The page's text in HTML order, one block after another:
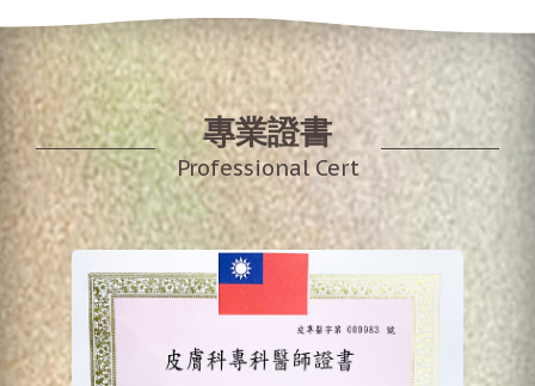
專業證書
Professional Cert